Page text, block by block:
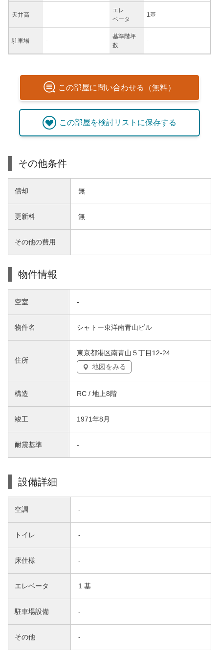
天井高
エレ
ベータ
1基
駐車場 -
基準階坪
数
-
この部屋に問い合わせる（無料）
この部屋を検討リストに保存する
その他条件
償却 無
更新料 無
その他の費用
物件情報
空室 -
物件名 シャトー東洋南青山ビル
住所
東京都港区南青山５丁目12-24
地図をみる
構造 RC / 地上8階
竣工 1971年8月
耐震基準 -
設備詳細
空調 -
トイレ -
床仕様 -
エレベータ 1 基
駐車場設備 -
その他 -